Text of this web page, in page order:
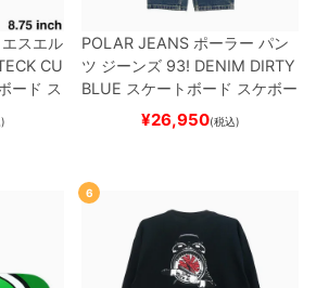
エスエル
CU
ード ス
POLAR JEANS ポーラー パン
ツ ジーンズ 93! DENIM DIRTY
BLUE スケートボード スケボー
¥26,950(税込)
6